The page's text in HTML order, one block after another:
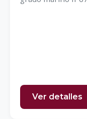
Ver detalles